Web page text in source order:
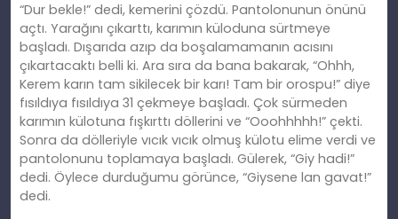
“Dur bekle!” dedi, kemerini çözdü. Pantolonunun önünü
açtı. Yarağını çıkarttı, karımın küloduna sürtmeye
başladı. Dışarıda azıp da boşalamamanın acısını
çıkartacaktı belli ki. Ara sıra da bana bakarak, “Ohhh,
Kerem karın tam sikilecek bir karı! Tam bir orospu!” diye
fısıldıya fısıldıya 31 çekmeye başladı. Çok sürmeden
karımın külotuna fışkırttı döllerini ve “Ooohhhhh!” çekti.
Sonra da dölleriyle vıcık vıcık olmuş külotu elime verdi ve
pantolonunu toplamaya başladı. Gülerek, “Giy hadi!”
dedi. Öylece durduğumu görünce, “Giysene lan gavat!”
dedi.